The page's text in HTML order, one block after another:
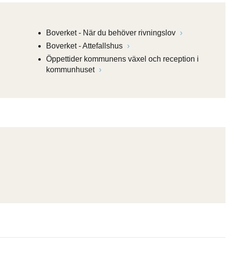
Boverket - När du behöver rivningslov
Boverket - Attefallshus
Öppettider kommunens växel och reception i
kommunhuset